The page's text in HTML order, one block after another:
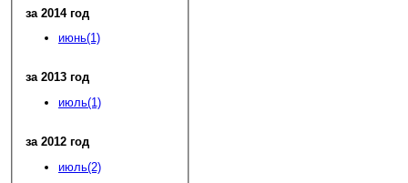
за 2014 год
июнь(1)
за 2013 год
июль(1)
за 2012 год
июль(2)